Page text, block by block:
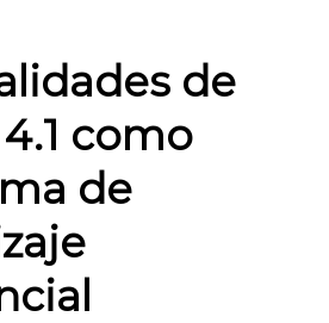
de
como
de